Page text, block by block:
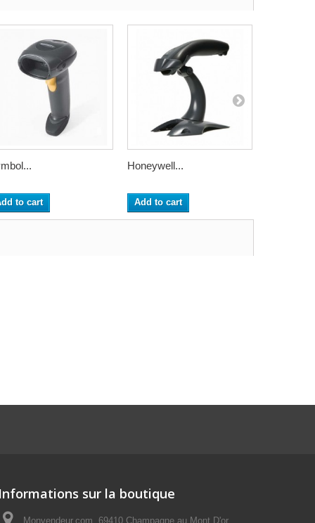
to cart
Honeywell...
Add to cart
Informations sur la boutique
Monvendeur.com, 69410 Champagne au Mont D'or